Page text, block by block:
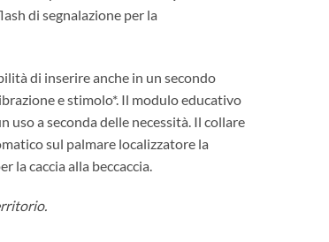
di segnalazione per la
di inserire anche in un secondo
e stimolo*. Il modulo educativo
a seconda delle necessità. Il collare
sul palmare localizzatore la
la caccia alla beccaccia.